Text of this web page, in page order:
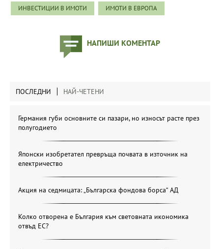
ИНВЕСТИЦИИ В ИМОТИ ИМОТИ В ЕВРОПА
НАПИШИ КОМЕНТАР
ПОСЛЕДНИ НАЙ-ЧЕТЕНИ
Германия губи основните си пазари, но износът расте през
полугодието
Японски изобретател превръща почвата в източник на
електричество
Акция на седмицата: „Българска фондова борса“ АД
Колко отворена е България към световната икономика
отвъд ЕС?